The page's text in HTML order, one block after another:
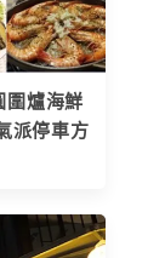
圍爐海鮮
派停車方